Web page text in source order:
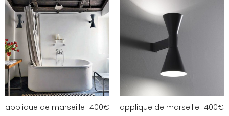
applique de marseille 400€ applique de marseille 400€